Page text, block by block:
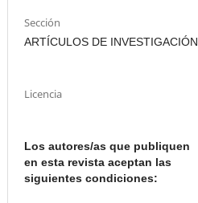
Sección
ARTÍCULOS DE INVESTIGACIÓN
Licencia
Los autores/as que publiquen
en esta revista aceptan las
siguientes condiciones: